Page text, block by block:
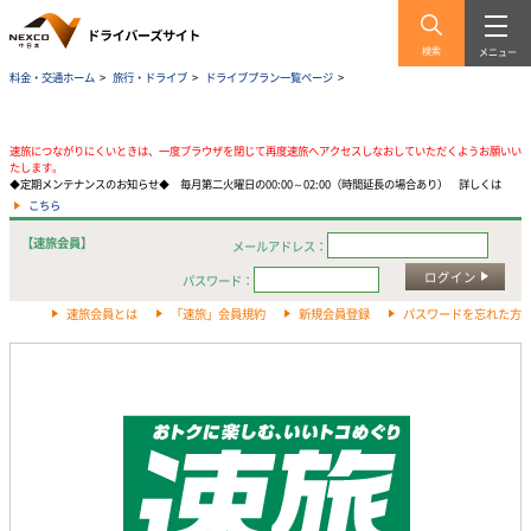
検索 メニュー
料金・交通ホーム > 旅行・ドライブ > ドライブプラン一覧ページ >
速旅につながりにくいときは、一度ブラウザを閉じて再度速旅へアクセスしなおしていただくようお願いい
たします。
◆定期メンテナンスのお知らせ◆ 毎月第二火曜日の00:00～02:00（時間延長の場合あり） 詳しくは
こちら
【速旅会員】
メールアドレス：
パスワード：
ログイン
速旅会員とは 「速旅」会員規約 新規会員登録 パスワードを忘れた方